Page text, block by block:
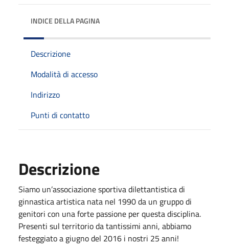
INDICE DELLA PAGINA
Descrizione
Modalità di accesso
Indirizzo
Punti di contatto
Descrizione
Siamo un’associazione sportiva dilettantistica di
ginnastica artistica nata nel 1990 da un gruppo di
genitori con una forte passione per questa disciplina.
Presenti sul territorio da tantissimi anni, abbiamo
festeggiato a giugno del 2016 i nostri 25 anni!